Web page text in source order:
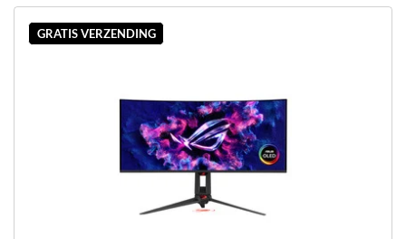
GRATIS VERZENDING